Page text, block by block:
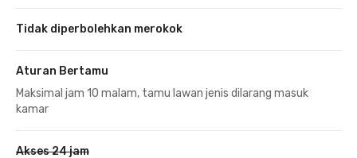
Tidak diperbolehkan merokok
Aturan Bertamu
Maksimal jam 10 malam, tamu lawan jenis dilarang masuk
kamar
Akses 24 jam